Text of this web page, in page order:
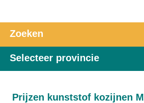
Zoeken
Selecteer provincie
Prijzen kunststof kozijnen